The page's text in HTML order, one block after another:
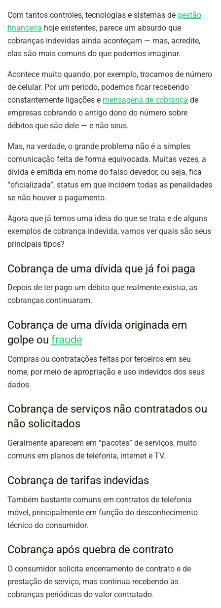
Com tantos controles, tecnologias e sistemas de gestão
financeira hoje existentes, parece um absurdo que
cobranças indevidas ainda aconteçam — mas, acredite,
elas são mais comuns do que podemos imaginar.
Acontece muito quando, por exemplo, trocamos de número
de celular. Por um período, podemos ficar recebendo
constantemente ligações e mensagens de cobrança de
empresas cobrando o antigo dono do número sobre
débitos que são dele — e não seus.
Mas, na verdade, o grande problema não é a simples
comunicação feita de forma equivocada. Muitas vezes, a
dívida é emitida em nome do falso devedor, ou seja, fica
“oficializada”, status em que incidem todas as penalidades
se não houver o pagamento.
Agora que já temos uma ideia do que se trata e de alguns
exemplos de cobrança indevida, vamos ver quais são seus
principais tipos?
Cobrança de uma dívida que já foi paga
Depois de ter pago um débito que realmente existia, as
cobranças continuaram.
Cobrança de uma dívida originada em
golpe ou fraude
Compras ou contratações feitas por terceiros em seu
nome, por meio de apropriação e uso indevidos dos seus
dados.
Cobrança de serviços não contratados ou
não solicitados
Geralmente aparecem em “pacotes” de serviços, muito
comuns em planos de telefonia, internet e TV.
Cobrança de tarifas indevidas
Também bastante comuns em contratos de telefonia
móvel, principalmente em função do desconhecimento
técnico do consumidor.
Cobrança após quebra de contrato
O consumidor solicita encerramento de contrato e de
prestação de serviço, mas continua recebendo as
cobranças periódicas do valor contratado.